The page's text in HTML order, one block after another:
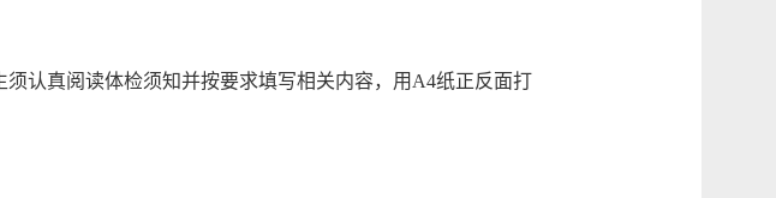
认真阅读体检须知并按要求填写相关内容，用A4纸正反面打